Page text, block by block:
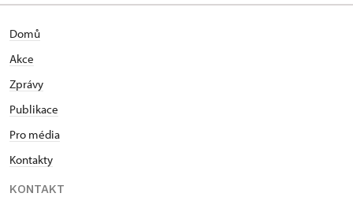
Domů
Akce
Zprávy
Publikace
Pro média
Kontakty
KONTAKT